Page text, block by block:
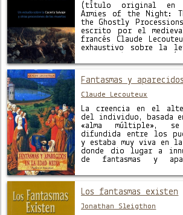
(título original en
Armies of the Night:
the Ghostly
escrito por el
francés Claude
exhaustivo sobre la
Sauvage) y las
Fantasmas y
Claude Lecouteux
La creencia en el
del individuo, basada
«alma múltiple», se
difundida entre los
y estaba muy viva en la
donde dio lugar a
de fantasmas y
cultura medieval,
Los fantasmas existen
Jonathan Sleigthon